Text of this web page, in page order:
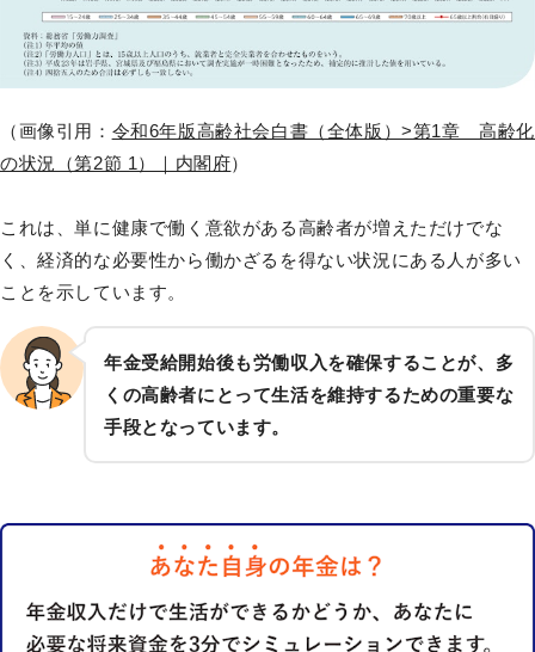
（画像引用： 令和6年版高齢社会白書（全体版）>第1章 高齢化
の状況（第2節 1）｜内閣府）
これは、単に健康で働く意欲がある高齢者が増えただけでな
く、経済的な必要性から働かざるを得ない状況にある人が多い
ことを示しています。
年金受給開始後も労働収入を確保することが、多
くの高齢者にとって生活を維持するための重要な
手段となっています。